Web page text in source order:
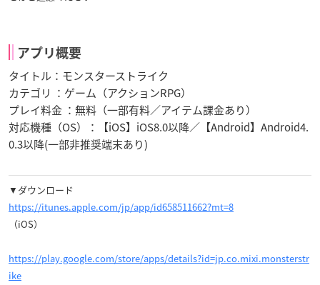
アプリ概要
タイトル：モンスターストライク
カテゴリ ：ゲーム（アクションRPG）
プレイ料金 ：無料（一部有料／アイテム課金あり）
対応機種（OS）：【iOS】iOS8.0以降／【Android】Android4.
0.3以降(一部非推奨端末あり)
▼ダウンロード
https://itunes.apple.com/jp/app/id658511662?mt=8
（iOS）
https://play.google.com/store/apps/details?id=jp.co.mixi.monsterstr
ike